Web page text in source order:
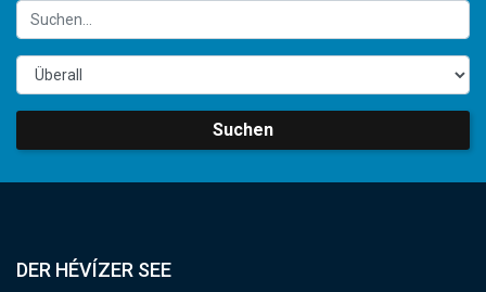
Suchen
DER HÉVÍZER SEE